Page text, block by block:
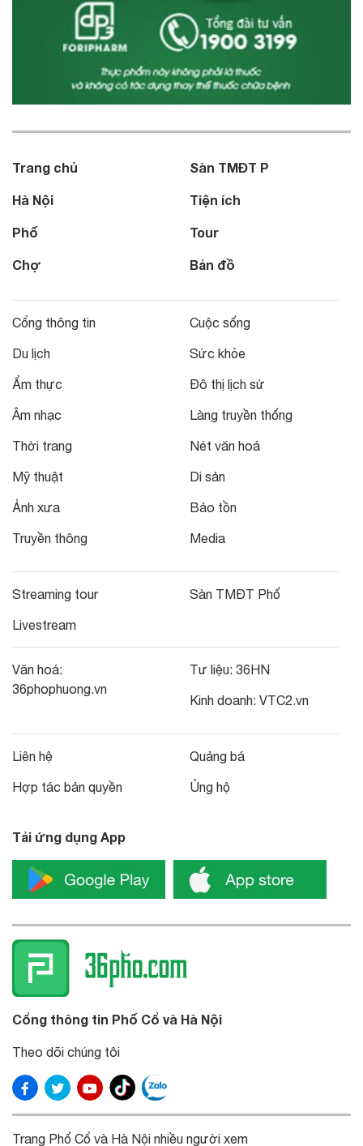
Trang chủ
Hà Nội
Phố
Chợ
Sàn TMĐT P
Tiện ích
Tour
Bản đồ
Cổng thông tin
Du lịch
Ẩm thực
Âm nhạc
Thời trang
Mỹ thuật
Ảnh xưa
Truyền thông
Cuộc sống
Sức khỏe
Đô thị lịch sử
Làng truyền thống
Nét văn hoá
Di sản
Bảo tồn
Media
Streaming tour
Livestream
Sàn TMĐT Phố
Văn hoá:
36phophuong.vn
Tư liệu: 36HN
Kinh doanh: VTC2.vn
Liên hệ
Hợp tác bản quyền
Quảng bá
Ủng hộ
Tải ứng dụng App
Cổng thông tin Phố Cổ và Hà Nội
Theo dõi chúng tôi
Trang Phố Cổ và Hà Nội nhiều người xem